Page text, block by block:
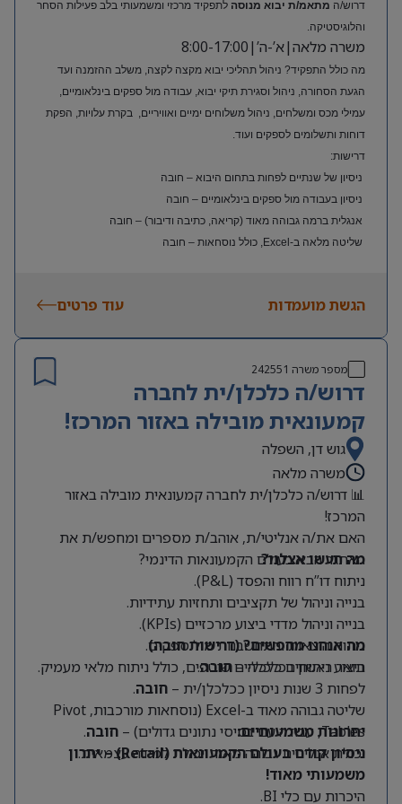
דרוש/ה מתאמ/ת יבוא מנוסה לתפקיד מרכזי ומשמעותי בלב פעילות הסחר
והלוגיסטיקה.
משרה מלאה|א’-ה’|8:00-17:00
מה כולל התפקיד? ניהול תהליכי יבוא מקצה לקצה, משלב ההזמנה ועד
הגעת הסחורה, ניהול וסגירת תיקי יבוא, עבודה מול ספקים בינלאומיים,
עמילי מכס ומשלחים, ניהול משלוחים ימיים ואוויריים, בקרת עלויות, הפקת
דוחות ותשלומים לספקים ועוד.
דרישות:
ניסיון של שנתיים לפחות בתחום היבוא – חובה
ניסיון בעבודה מול ספקים בינלאומיים – חובה
אנגלית ברמה גבוהה מאוד (קריאה, כתיבה ודיבור) – חובה
שליטה מלאה ב-Excel, כולל נוסחאות – חובה
הגשת מועמדות עוד פרטים
מספר משרה 242551
דרוש/ה כלכלן/ית לחברה
קמעונאית מובילה באזור המרכז!
גוש דן, השפלה
משרה מלאה
📊 דרוש/ה כלכלן/ית לחברה קמעונאית מובילה באזור
המרכז!
האם את/ה אנליטי/ת, אוהב/ת מספרים ומחפש/ת את
האתגר הבא בעולם הקמעונאות הדינמי?
מה תעשו אצלנו?
ניתוח דו”ח רווח והפסד (P&L).
בנייה וניהול של תקציבים ותחזיות עתידיות.
בנייה וניהול מדדי ביצוע מרכזיים (KPIs).
ניתוח הוצאות והתחשבנות מול ספקים.
ביצוע ניתוחים כלכליים שוטפים, כולל ניתוח מלאי מעמיק.
מה אנחנו מחפשים? (דרישות חובה)
תואר ראשון בכלכלה –חובה.
לפחות 3 שנות ניסיון ככלכלן/ית –
חובה.
שליטה גבוהה מאוד ב-Excel (נוסחאות מורכבות, Pivot
Tables, עבודה עם בסיסי נתונים גדולים) –
חובה.
יכולת אנליטית גבוהה מאוד ויכולת למידה עצמאית.
יתרונות משמעותיים:
ניסיון קודם בעולם הקמעונאות (Retail) – יתרון
משמעותי מאוד!
היכרות עם כלי BI.